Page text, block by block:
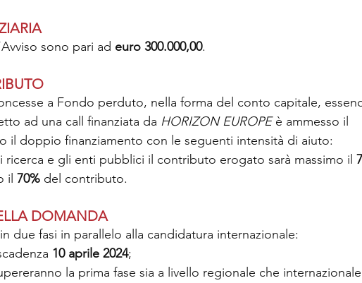
sono pari ad euro 300.000,00.
a Fondo perduto, nella forma del conto capitale,
ad una call finanziata da HORIZON EUROPE è ammesso il
il doppio finanziamento con le seguenti intensità di aiuto:
ricerca e gli enti pubblici il contributo erogato sarà massimo il
il 70% del contributo.
DOMANDA
due fasi in parallelo alla candidatura internazionale:
10 aprile 2024;
la prima fase sia a livello regionale che internazionale